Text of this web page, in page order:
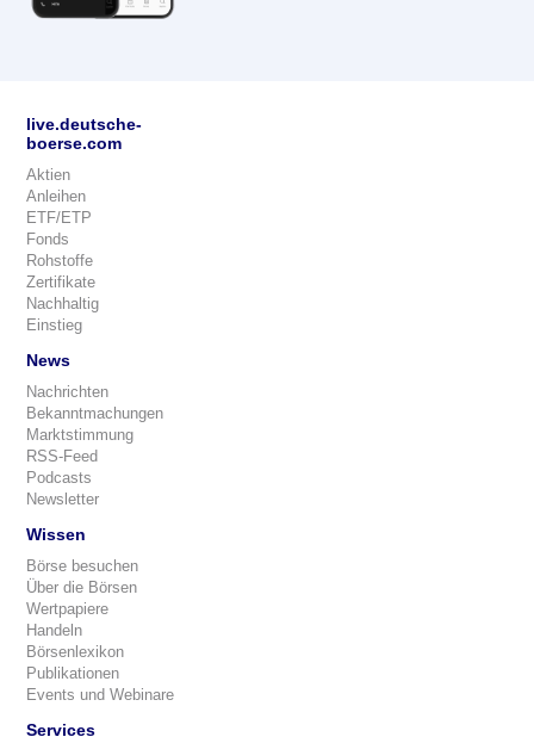
live.deutsche-
boerse.com
Aktien
Anleihen
ETF/ETP
Fonds
Rohstoffe
Zertifikate
Nachhaltig
Einstieg
News
Nachrichten
Bekanntmachungen
Marktstimmung
RSS-Feed
Podcasts
Newsletter
Wissen
Börse besuchen
Über die Börsen
Wertpapiere
Handeln
Börsenlexikon
Publikationen
Events und Webinare
Services